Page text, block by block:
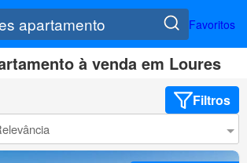
Favoritos
à venda em Loures
Filtros